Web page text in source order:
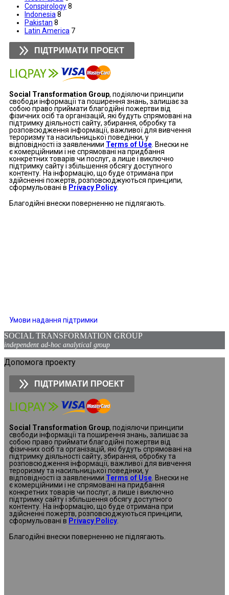
Conspirology8
Indonesia 8
Pakistan 8
Latin America 7
ПІДТРИМАТИ ПРОЕКТ
Social Transformation Group, подіялючи принципи
свободи інформації та поширення знань, залишає за
собою право приймати благодійні пожертви від
фізичних осіб та організацій, які будуть спрямовані на
підтримку діяльності сайту, збирання, обробку та
розповсюдження інформації, важливої для вивчення
тероризму та насильницької поведінки, у
відповідності із заявленими Terms of Use . Внески не
є комерційними і не спрямовані на придбання
конкретних товарів чи послуг, а лише і виключно
підтримку сайту і збільшення обсягу доступного
контенту На інформацію, що буде отримана при
здійсненні пожертв, розповсюджуються принципи,
сформульовані в Privacy Policy
Благодійні внески поверненню не підлягають.
Умови надання підтримки
SOCIAL TRANSFORMATION GROUP
independent ad-hoc analytical group
Допомога проекту
ПІДТРИМАТИ ПРОЕКТ
Social Transformation Group, подіялючи принципи
свободи інформації та поширення знань, залишає за
собою право приймати благодійні пожертви від
фізичних осіб та організацій, які будуть спрямовані на
підтримку діяльності сайту, збирання, обробку та
розповсюдження інформації, важливої для вивчення
тероризму та насильницької поведінки, у
відповідності із заявленими Terms of Use . Внески не
є комерційними і не спрямовані на придбання
конкретних товарів чи послуг, а лише і виключно
підтримку сайту і збільшення обсягу доступного
контенту.На інформацію, що буде отримана при
здійсненні пожертв, розповсюджуються принципи,
сформульовані в Privacy Policy
Благодійні внески поверненню не підлягають.